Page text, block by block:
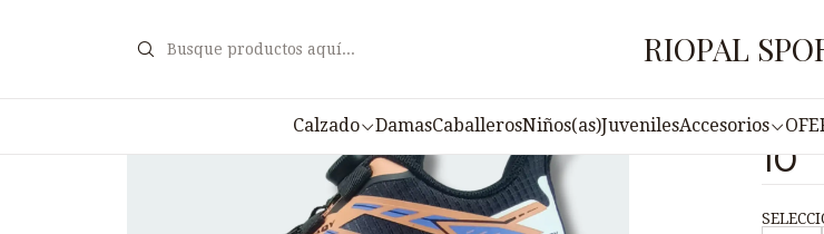
RIOPAL
Calzado DamasCaballerosNiños(as)JuvenilesAccesorios
|
10